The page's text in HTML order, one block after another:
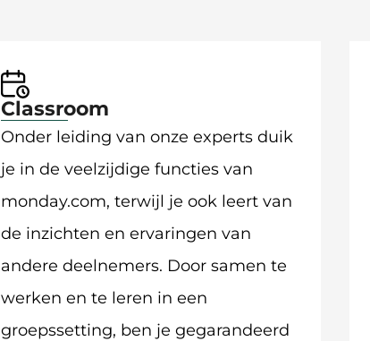
Classroom
Onder leiding van onze experts duik
je in de veelzijdige functies van
monday.com, terwijl je ook leert van
de inzichten en ervaringen van
andere deelnemers. Door samen te
werken en te leren in een
groepssetting, ben je gegarandeerd